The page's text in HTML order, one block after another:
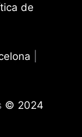
de
© 2024